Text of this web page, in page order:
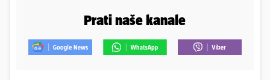
Prati naše kanale